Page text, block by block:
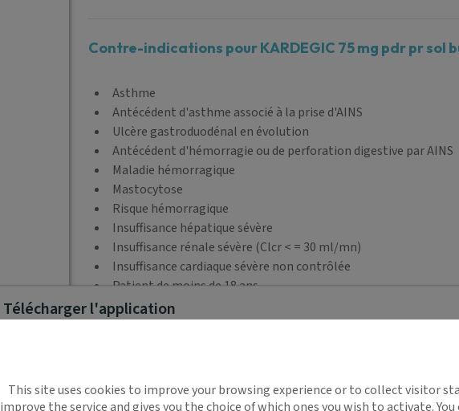
Contre-indications pour KARDEGIC 75 mg pdr pr sol
Asthme
Antécédent d'asthme associé à la prise d'AINS
Ulcère gastroduodénal en évolution
Antécédent d'hémorragie ou de perforation digestive par AINS
Maladie hémorragique
Mastocytose
Risque hémorragique
Insuffisance hépatique sévère
Insuffisance rénale sévère (Clcr < = 30 ml/mn)
Insuffisance cardiaque sévère non contrôlée
Patient de moins de 18 ans
Intolérance au lactose
Allaitement
Effets indésirables pour KARDEGIC 75 mg pdr pr sol
Télécharger l'application
déplacement !
This site uses cookies to improve your browsing experience or to collect visitor
improve the service and gives you the choice of which ones you wish to activate. You